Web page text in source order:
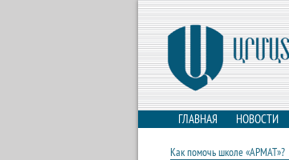
ГЛАВНАЯ НОВОСТИ
Как помочь школе «АРМАТ»?